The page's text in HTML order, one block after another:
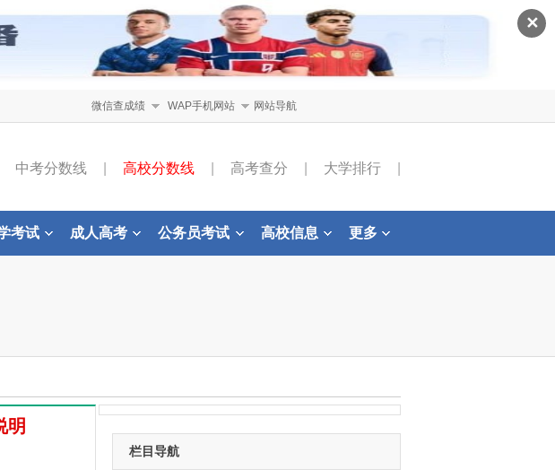
✕
微信查成绩 WAP手机网站 网站导航
中考分数线 高校分数线 高考查分 大学排行
考试 成人高考 公务员考试 高校信息 更多
明
栏目导航